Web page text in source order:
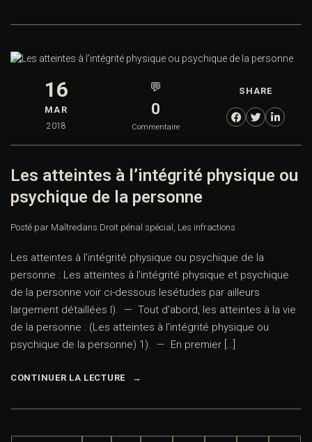
16
MAR
2018
💬
0
Commentaire
SHARE
Les atteintes à l’intégrité physique ou
psychique de la personne
Posté par Maîtredans Droit pénal spécial , Les infractions
Les atteintes à l’intégrité physique ou psychique de la
personne : Les atteintes à l’intégrité physique et psychique
de la personne voir ci-dessous lesétudes par ailleurs
largement détaillées I). — Tout d’abord, les atteintes à la vie
de la personne : (Les atteintes à l’intégrité physique ou
psychique de la personne) 1). — En premier […]
CONTINUER LA LECTURE